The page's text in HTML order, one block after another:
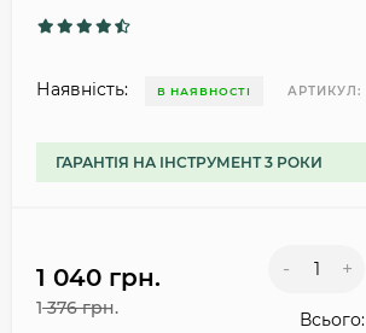
Наявність: В НАЯВНОСТІ АРТИКУЛ:
ГАРАНТІЯ НА ІНСТРУМЕНТ 3 РОКИ
1 040 грн.
1 376 грн.
- +
Всього: